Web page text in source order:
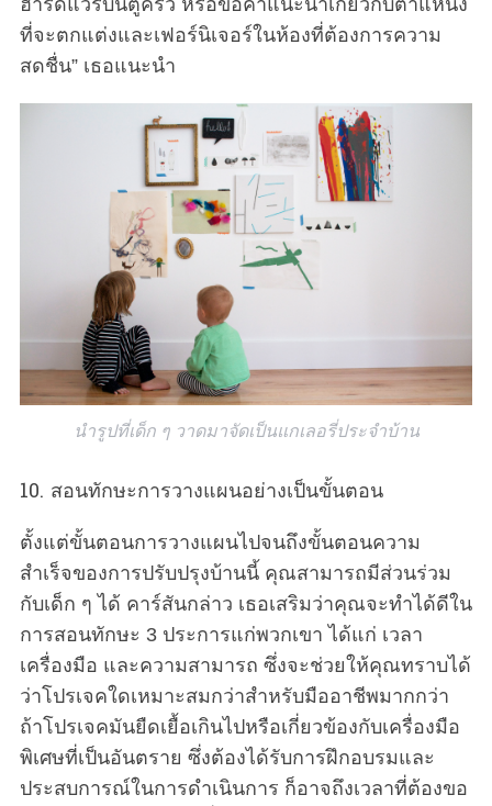
ฮาร์ดแวร์บนตู้ครัว หรือขอคำแนะนำเกี่ยวกับตำแหน่ง
ที่จะตกแต่งและเฟอร์นิเจอร์ในห้องที่ต้องการความ
สดชื่น” เธอแนะนำ
นำรูปที่เด็ก ๆ วาดมาจัดเป็นแกเลอรี่ประจำบ้าน
10. สอนทักษะการวางแผนอย่างเป็นขั้นตอน
ตั้งแต่ขั้นตอนการวางแผนไปจนถึงขั้นตอนความ
สำเร็จของการปรับปรุงบ้านนี้ คุณสามารถมีส่วนร่วม
กับเด็ก ๆ ได้ คาร์สันกล่าว เธอเสริมว่าคุณจะทำได้ดีใน
การสอนทักษะ 3 ประการแก่พวกเขา ได้แก่ เวลา
เครื่องมือ และความสามารถ ซึ่งจะช่วยให้คุณทราบได้
ว่าโปรเจคใดเหมาะสมกว่าสำหรับมืออาชีพมากกว่า
ถ้าโปรเจคมันยืดเยื้อเกินไปหรือเกี่ยวข้องกับเครื่องมือ
พิเศษที่เป็นอันตราย ซึ่งต้องได้รับการฝึกอบรมและ
ประสบการณ์ในการดำเนินการ ก็อาจถึงเวลาที่ต้องขอ